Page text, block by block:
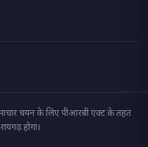
चयन के लिए पीआरबी एक्ट के तहत
होगा।